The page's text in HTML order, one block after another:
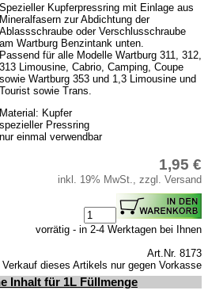
Spezieller Kupferpressring mit Einlage aus
Mineralfasern zur Abdichtung der
Ablassschraube oder Verschlusschraube
am Wartburg Benzintank unten.
Passend für alle Modelle Wartburg 311, 312,
313 Limousine, Cabrio, Camping, Coupe
sowie Wartburg 353 und 1,3 Limousine und
Tourist sowie Trans.
Material: Kupfer
spezieller Pressring
nur einmal verwendbar
1,95 €
inkl. 19% MwSt., zzgl. Versand
vorrätig - in 2-4 Werktagen bei Ihnen
Art.Nr. 8173
Verkauf dieses Artikels nur gegen Vorkasse
Inhalt für 1L Füllmenge